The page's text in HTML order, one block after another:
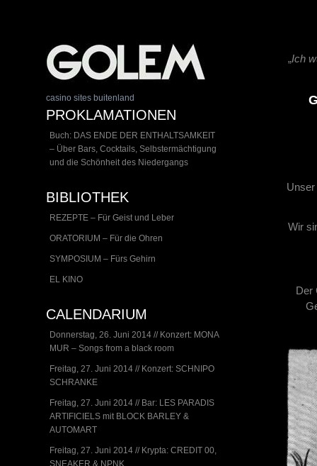
casino sites buitenland
PROKLAMATIONEN
Buch: DAS ENDE DER ENTHALTSAMKEIT
– Über Bars, Cocktails, Selbstermächtigung
und die Schönheit des Niedergangs
BIBLIOTHEK
REZEPTE – Für Geist und Leber
ORATORIUM – Für die Ohren
SYMPOSIUM – Fürs Gehirn
EL KINO
CALENDARIUM
Donnerstag, 26. Juni 2014 // Konzert: MONA
MUR – Songs from a black room
Freitag, 27. Juni 2014 // Konzert: SCHNIPO
SCHRANKE
Freitag, 27. Juni 2014 // Bar: LES PARADIS
ARTIFICIELS mit BLOCK BARLEY &
AUTOMART
Freitag, 27. Juni 2014 // Krypta: CREDIT 00,
SNEAKER & NPNK
„Ich
Wir
Der